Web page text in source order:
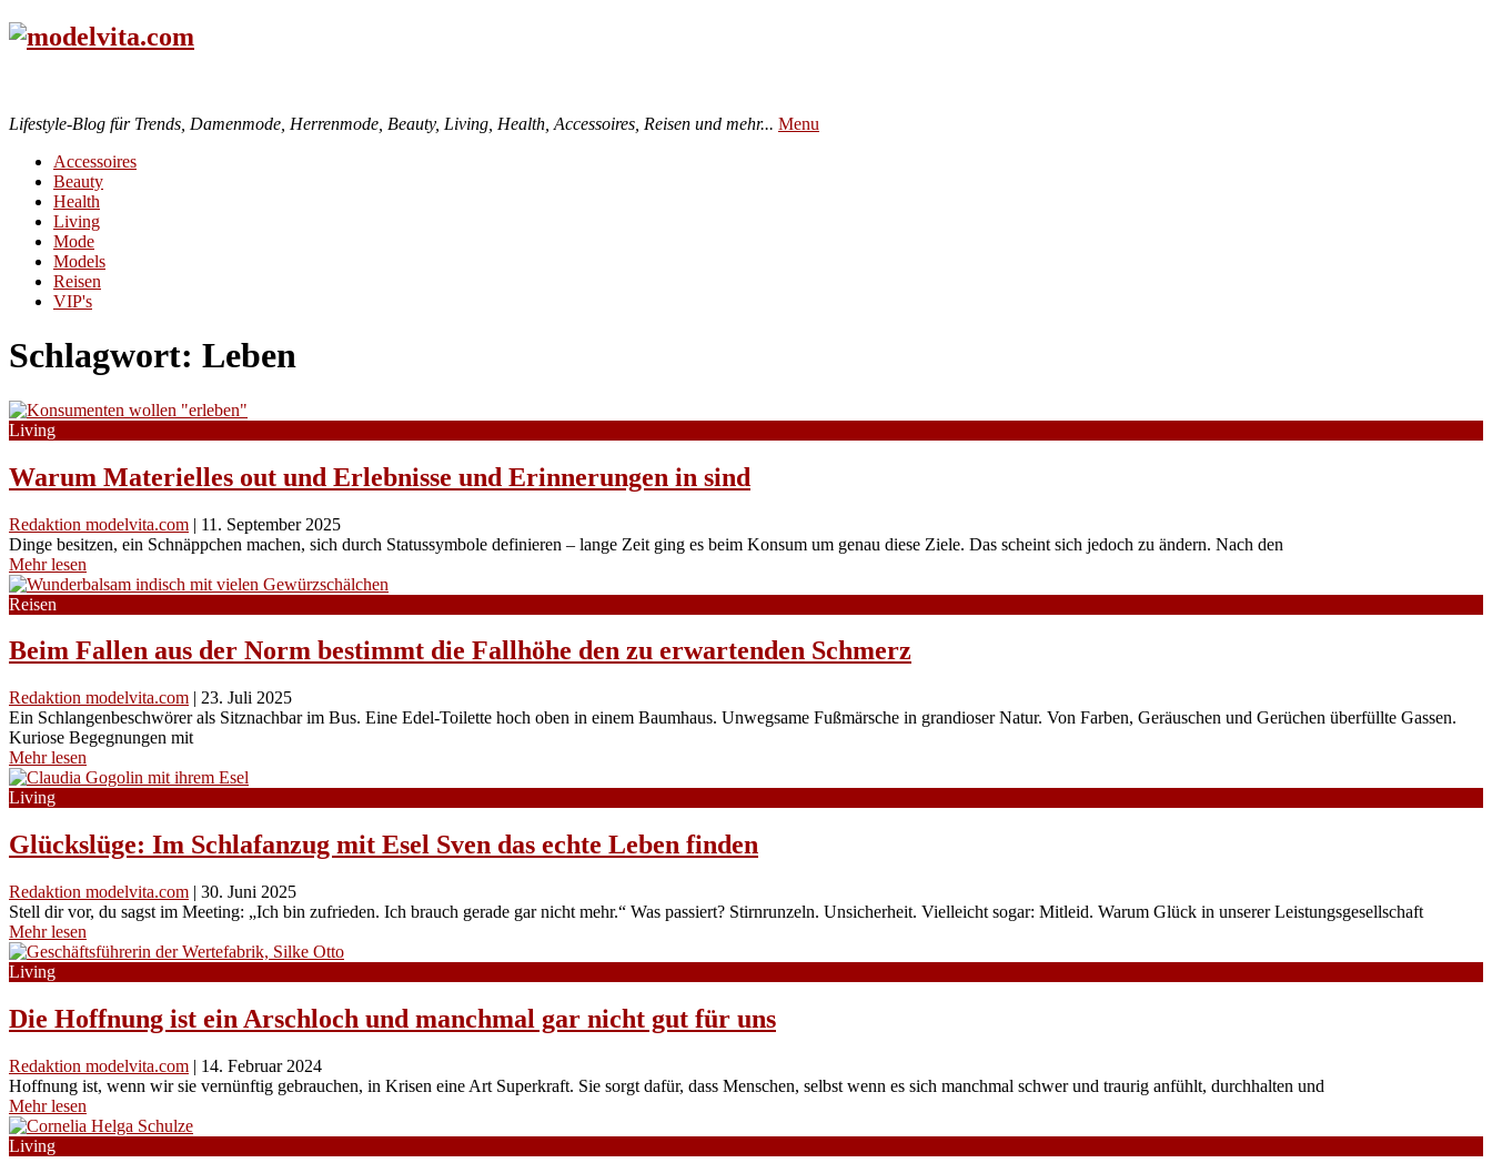
Lifestyle-Blog für Trends, Damenmode, Herrenmode, Beauty, Living, Health, Accessoires, Reisen und mehr... Menu
Accessoires
Beauty
Health
Living
Mode
Models
Reisen
VIP's
Schlagwort: Leben
Living
Warum Materielles out und Erlebnisse und Erinnerungen in sind
Redaktion modelvita.com | 11. September 2025
Dinge besitzen, ein Schnäppchen machen, sich durch Statussymbole definieren – lange Zeit ging es beim Konsum um genau diese Ziele. Das scheint sich jedoch zu ändern. Nach den
Mehr lesen
Reisen
Beim Fallen aus der Norm bestimmt die Fallhöhe den zu erwartenden Schmerz
Redaktion modelvita.com | 23. Juli 2025
Ein Schlangenbeschwörer als Sitznachbar im Bus. Eine Edel-Toilette hoch oben in einem Baumhaus. Unwegsame Fußmärsche in grandioser Natur. Von Farben, Geräuschen und Gerüchen überfüllte Gassen.
Kuriose Begegnungen mit
Mehr lesen
Living
Glückslüge: Im Schlafanzug mit Esel Sven das echte Leben finden
Redaktion modelvita.com | 30. Juni 2025
Stell dir vor, du sagst im Meeting: „Ich bin zufrieden. Ich brauch gerade gar nicht mehr.“ Was passiert? Stirnrunzeln. Unsicherheit. Vielleicht sogar: Mitleid. Warum Glück in unserer Leistungsgesellschaft
Mehr lesen
Living
Die Hoffnung ist ein Arschloch und manchmal gar nicht gut für uns
Redaktion modelvita.com | 14. Februar 2024
Hoffnung ist, wenn wir sie vernünftig gebrauchen, in Krisen eine Art Superkraft. Sie sorgt dafür, dass Menschen, selbst wenn es sich manchmal schwer und traurig anfühlt, durchhalten und
Mehr lesen
Living